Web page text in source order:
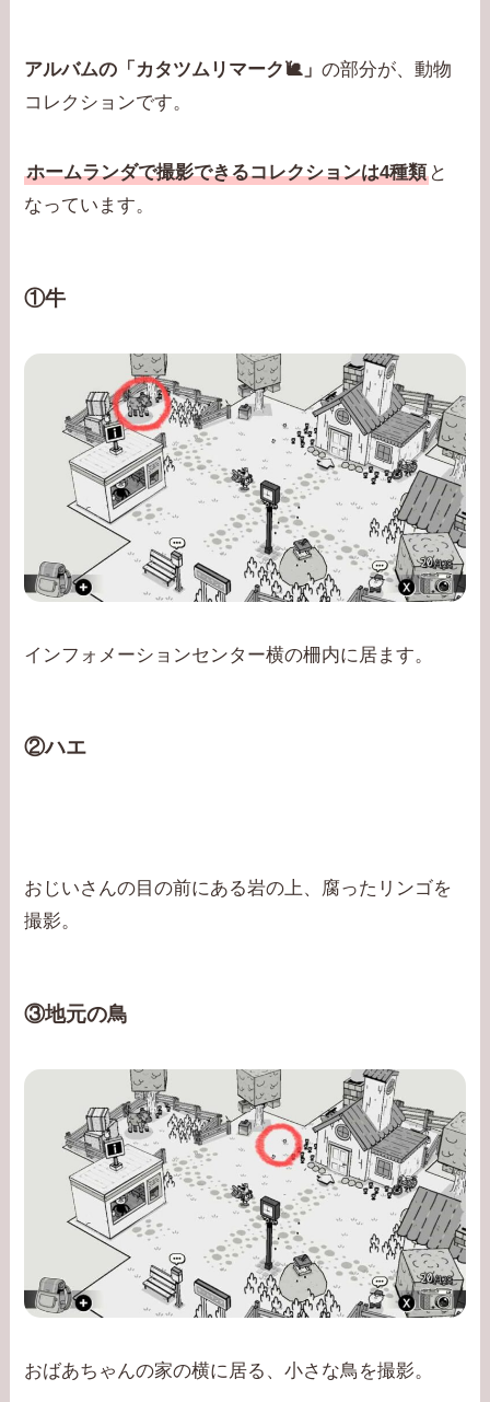
アルバムの「カタツムリマーク🐌」の部分が、動物
コレクションです。
ホームランダで撮影できるコレクションは4種類 と
なっています。
①牛
インフォメーションセンター横の柵内に居ます。
②ハエ
おじいさんの目の前にある岩の上、腐ったリンゴを
撮影。
③地元の鳥
おばあちゃんの家の横に居る、小さな鳥を撮影。